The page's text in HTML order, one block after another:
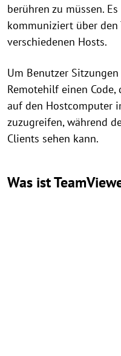
berühren zu müssen.
kommuniziert über den
verschiedenen Hosts.
Um Benutzer
Remotehilf einen
auf den Hostcomputer
zuzugreifen, während
Clients sehen kann.
Was ist